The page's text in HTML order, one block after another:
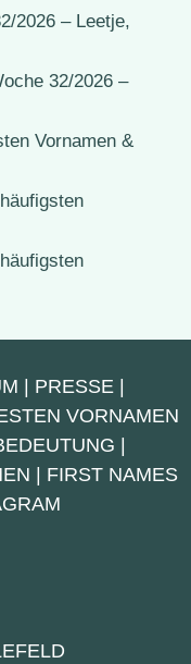
2026 – Leetje,
32/2026 –
Vornamen &
| PRESSE |
VORNAMEN
|
| FIRST NAMES